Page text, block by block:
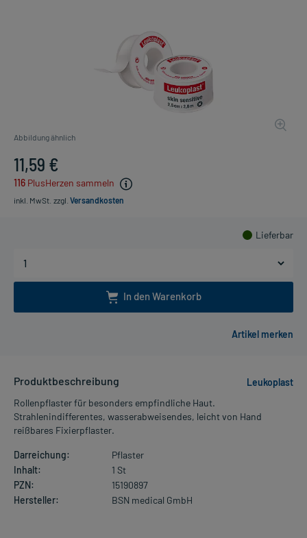
Abbildung ähnlich
11,59 €
116 PlusHerzen sammeln
inkl. MwSt. zzgl. Versandkosten
Lieferbar
In den Warenkorb
Produktbeschreibung
Leukoplast
Rollenpflaster für besonders empfindliche Haut.
Strahlenindifferentes, wasserabweisendes, leicht von Hand
reißbares Fixierpflaster.
Darreichung:
Pflaster
Inhalt:
1 St
PZN:
15190897
Hersteller:
BSN medical GmbH